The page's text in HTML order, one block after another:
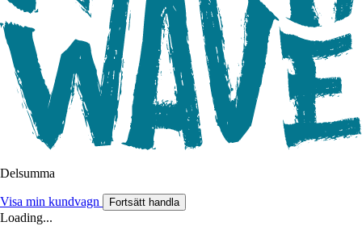
Delsumma
Visa min kundvagn Fortsätt handla
Loading...